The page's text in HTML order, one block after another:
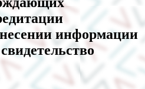
информации